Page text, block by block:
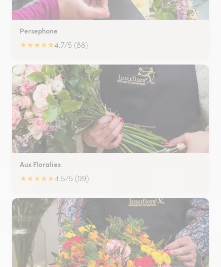
Persephone
★★★★★4.7/5 (88)
Aux Floralies
★★★★★4.5/5 (99)